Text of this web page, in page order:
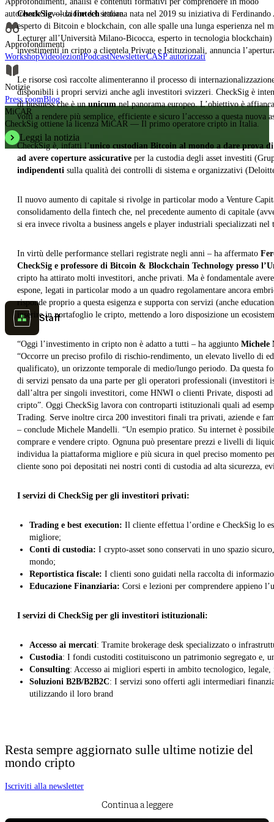
autorevole l'evoluzione del settore.
Approfondimenti
WorkshopVideolezioniPodcastNewsletterCASP autorizzati
Notizie
Press roomBlog
MiCAR
CheckSig ottiene la licenza MiCAR — Il primo operatore cripto in Italia.
Leggi la notizia
Staff
CheckSig— lafintechitaliana nata nel 2019 su iniziativa di
esperto di Bitcoin e blockchain, con alle spalle una lunga esperienza nel
Lecturer all’Università Milano-Bicocca, esperto in tecnologia blockchain)
investimenti in cripto a clientela Private e Istituzionali, annuncia
Le risorse così raccolte alimenteranno il processo di
disponibili i propri servizi anche agli investitori svizzeri. CheckSig è
di business che è ununicumnel panorama europeo. L’obiettivo è
volti a rendere più semplice, efficiente e sicuro l’accesso a questa nuova
CheckSig è, infatti l’unico custodian Bitcoin al mondo a dare prova
ad avere coperture assicurative per la custodia degli asset investiti
indipendenti sulla qualità dei controlli di sistema e organizzativi
Il nuovo aumento di capitale si rivolge in particolar modo a Venture
consolidamento della fintech che, nel precedente aumento di capitale
si era invece rivolta a business angels e player industriali specializzati nel
In virtù delle performance stellari registrate negli anni – ha affermato
CheckSig e professore di Bitcoin & Blockchain Technology presso
cripto ha attirato molti investitori, anche privati. Ma è fondamentale
espone, legati in particolar modo a un quadro regolamentare ancora
risponde proprio a questa esigenza e supporta con servizi (anche
inserire in portafoglio le cripto, mettendo a loro disposizione un
“Oggi l’investimento in cripto non è adatto a tutti – ha aggiunto Michele
“Occorre un preciso profilo di rischio-rendimento, un elevato livello di
qualificato), un orizzonte temporale di medio/lungo periodo. Da questa
di servizi pensato da una parte per gli operatori professionali
dall’altra per singoli investitori, come HNWI o clienti Private, disposti
cripto”. Oggi CheckSig lavora con controparti istituzionali quali ad
Trading. Serve inoltre circa 200 investitori finali tra privati, aziende e
– conclude Michele Mandelli. “Un esempio pratico. Su internet è
comprare e vendere cripto. Ognuna può presentare prezzi e livelli di
individua la piattaforma migliore e più sicura in quel preciso momento
cliente sono poi depositati nei nostri conti di custodia ad alta sicurezza,
I servizi di CheckSig per gli investitori privati:
Trading e best execution: Il cliente effettua l’ordine e CheckSig lo
migliore;
Conti di custodia: I crypto-asset sono conservati in uno spazio
mondo;
Reportistica fiscale: I clienti sono guidati nella raccolta di
Educazione Finanziaria: Corsi e lezioni per comprendere appieno
I servizi di CheckSig per gli investitori istituzionali:
Accesso ai mercati: Tramite brokerage desk specializzato o
Custodia: I fondi custoditi costituiscono un patrimonio segregato e,
Consulting: Accesso ai migliori esperti in ambito tecnologico,
Soluzioni B2B/B2B2C: I servizi sono offerti agli intermediari
utilizzando il loro brand
Resta sempre aggiornato sulle ultime notizie del
mondo cripto
Iscriviti alla newsletter
Continua a leggere